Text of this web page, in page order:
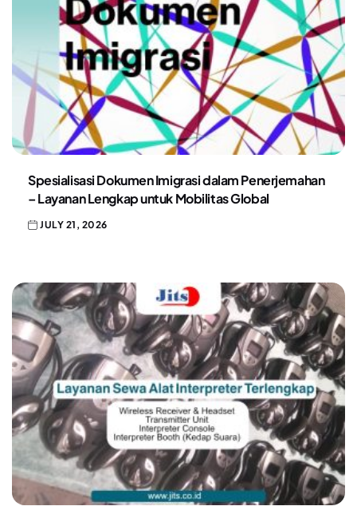
Spesialisasi Dokumen Imigrasi dalam Penerjemahan
– Layanan Lengkap untuk Mobilitas Global
JULY 21, 2026